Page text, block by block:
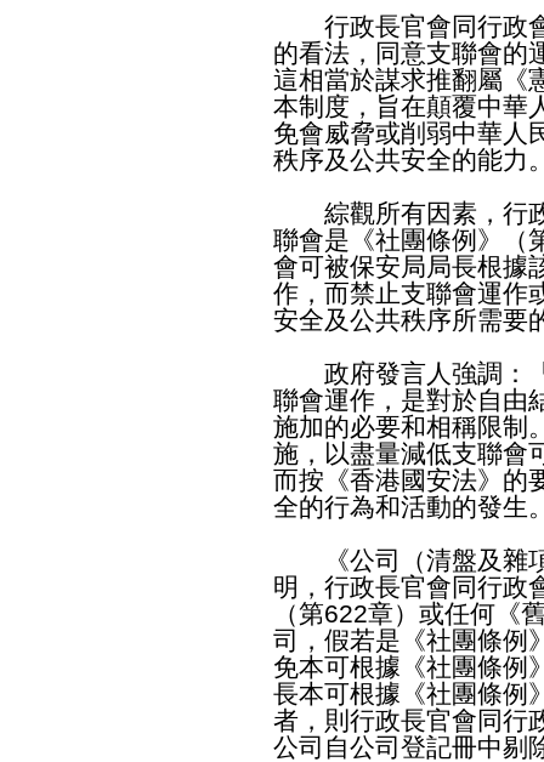
行政長官會同行政會
的看法，同意支聯會的
這相當於謀求推翻屬《
本制度，旨在顛覆中華
免會威脅或削弱中華人
秩序及公共安全的能力
綜觀所有因素，行政
聯會是《社團條例》（
會可被保安局局長根據
作，而禁止支聯會運作
安全及公共秩序所需要
政府發言人強調：「
聯會運作，是對於自由
施加的必要和相稱限制
施，以盡量減低支聯會
而按《香港國安法》的
全的行為和活動的發生
《公司（清盤及雜項
明，行政長官會同行政
（第622章）或任何《
司，假若是《社團條例
免本可根據《社團條例
長本可根據《社團條例
者，則行政長官會同行
公司自公司登記冊中剔